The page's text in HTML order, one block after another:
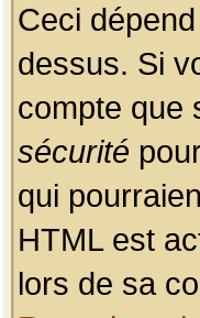
Ceci
dessus. Si
compte que
sécurité
qui
HTML est
lors de sa